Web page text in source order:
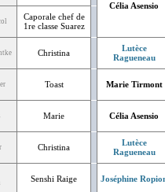
Célia Asensio
Caporale chef de
1re classe Suarez
Christina
Lutèce
Ragueneau
Toast Marie Tirmont
Marie Célia Asensio
Christina
Lutèce
Ragueneau
Senshi Raige Joséphine